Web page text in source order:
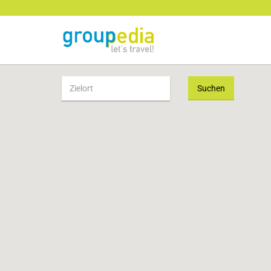
Suchen